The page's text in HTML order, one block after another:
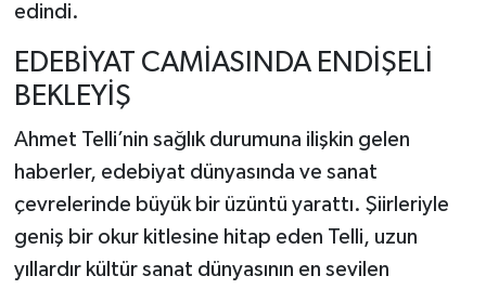
edindi.
EDEBİYAT CAMİASINDA ENDİŞELİ
BEKLEYİŞ
Ahmet Telli’nin sağlık durumuna ilişkin gelen
haberler, edebiyat dünyasında ve sanat
çevrelerinde büyük bir üzüntü yarattı. Şiirleriyle
geniş bir okur kitlesine hitap eden Telli, uzun
yıllardır kültür sanat dünyasının en sevilen